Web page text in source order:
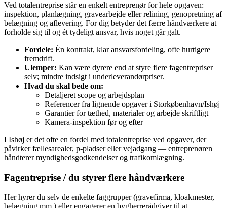
Ved totalentreprise står en enkelt entreprenør for hele opgaven:
inspektion, planlægning, gravearbejde eller relining, genopretning af
belægning og aflevering. For dig betyder det færre håndværkere at
forholde sig til og ét tydeligt ansvar, hvis noget går galt.
Fordele: Én kontrakt, klar ansvarsfordeling, ofte hurtigere
fremdrift.
Ulemper: Kan være dyrere end at styre flere fagentrepriser
selv; mindre indsigt i underleverandørpriser.
Hvad du skal bede om:
Detaljeret scope og arbejdsplan
Referencer fra lignende opgaver i Storkøbenhavn/Ishøj
Garantier for tæthed, materialer og arbejde skriftligt
Kamera-inspektion før og efter
I Ishøj er det ofte en fordel med totalentreprise ved opgaver, der
påvirker fællesarealer, p-pladser eller vejadgang — entreprenøren
håndterer myndighedsgodkendelser og trafikomlægning.
Fagentreprise / du styrer flere håndværkere
Her hyrer du selv de enkelte faggrupper (gravefirma, kloakmester,
belægning mm.) eller engagerer en bygherrerådgiver til at